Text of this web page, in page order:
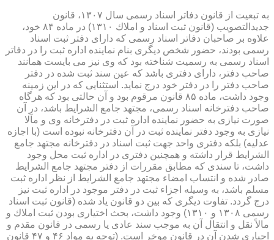
به تبعیت از قانون دفاتر اسناد رسمی سال ۱۳۰۷، قانون
جدیدالتصویب (قانون ثبت اسناد و املاك ۱۳۱۰) در ماده ۸۴ خود،
علاوه بر صاحبان دفاتر اسناد رسمی كه دارای دفتر ثبت اسناد
رسمی بودند، حضور شخص دیگری بنام نماینده اداره ثبت را در دفاتر
اسناد رسمی به رسمیت شناخته بود كه وی نیز می بایست همانند
صاحب دفتر، دارای دفتری باشد كه عین سند ثبت شده در دفتر
صاحب دفتر را در دفتر خود درج نماید. استثنایی كه در این زمینه
وجود داشت، ماده ۸۵ قانون مرقوم بود و آن حالتی بود كه هرگاه
صاحب دفترخانه اسناد رسمی، مجتهد جامع الشرایط باشد، در آن
صورت نیازی به حضور نماینده اداره ثبت در دفترخانه وی و مآلا
نیازی به وجود دفتر نماینده ثبت در آن دفترخانه نبوده است (با اجازه
عدلیه) بلكه دفتری واحد جهت ثبت اسناد در دفترخانه مجتهد جامع
الشرایط قرار داشته و همچنین دفتری در اداره ثبت محل وجود
داشت، تا سندی كه مطابق مقررات از دفتر مجتهد جامع الشرایط
صادر شده و انتساب امضاء مجتهد جامع الشرایط از نظر اداره ثبت
مسلم باشد، به وسیله اجزاء ثبت در دفتر موجود در اداره ثبت نیز
درج گردد. تفاوت دیگری كه بین دو قانون یاد شده (قانون ثبت اسناد
رسمی ۱۳۰۸ و ۱۳۱۰) وجود داشت، بحث اختیاری بودن ثبت املاك و
مالاً نقل و انتقال آن به موجب سند عادی یا رسمی در قانون مقدم و
اجباری شدن آن در قانون موخر است. (توجه به مواد ۴۶ و ۴۷ قانون